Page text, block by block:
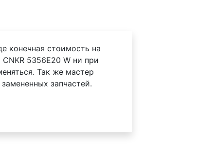
конечная стоимость на
5356E20 W ни при
Так же мастер
запчастей.